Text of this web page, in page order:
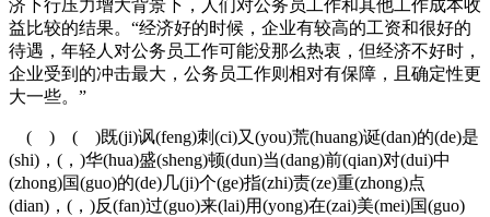
济下行压力增大背景下，人们对公务员工作和其他工作成本收
益比较的结果。“经济好的时候，企业有较高的工资和很好的
待遇，年轻人对公务员工作可能没那么热衷，但经济不好时，
企业受到的冲击最大，公务员工作则相对有保障，且确定性更
大一些。”
( ) ( )既(ji)讽(feng)刺(ci)又(you)荒(huang)诞(dan)的(de)是
(shi)，(，)华(hua)盛(sheng)顿(dun)当(dang)前(qian)对(dui)中
(zhong)国(guo)的(de)几(ji)个(ge)指(zhi)责(ze)重(zhong)点
(dian)，(，)反(fan)过(guo)来(lai)用(yong)在(zai)美(mei)国(guo)